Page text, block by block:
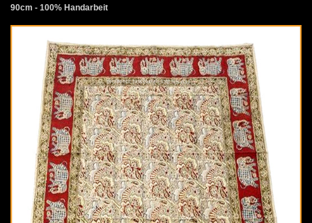
90cm - 100% Handarbeit